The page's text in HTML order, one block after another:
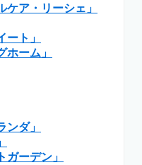
ア・リーシェ」
ート」
ーム」
ダ」
ガーデン」